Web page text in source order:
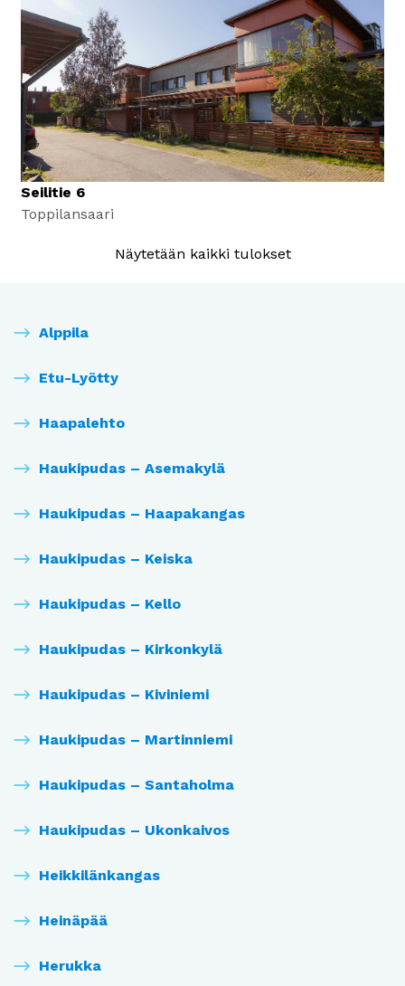
Seilitie 6
Toppilansaari
Näytetään kaikki tulokset
Alppila
Etu-Lyötty
Haapalehto
Haukipudas – Asemakylä
Haukipudas – Haapakangas
Haukipudas – Keiska
Haukipudas – Kello
Haukipudas – Kirkonkylä
Haukipudas – Kiviniemi
Haukipudas – Martinniemi
Haukipudas – Santaholma
Haukipudas – Ukonkaivos
Heikkilänkangas
Heinäpää
Herukka